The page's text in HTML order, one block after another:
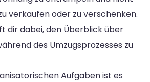
verkaufen oder zu verschenken.
dir dabei, den Überblick über
des Umzugsprozesses zu
Aufgaben ist es